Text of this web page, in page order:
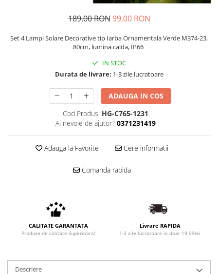
189,00 RON 99,00 RON
Set 4 Lampi Solare Decorative tip Iarba Ornamentala Verde M374-23,
80cm, lumina calda, IP66
IN STOC
Durata de livrare: 1-3 zile lucratoare
ADAUGA IN COS
Cod Produs: HG-C765-1231
Ai nevoie de ajutor? 0371231419
Adauga la Favorite Cere informatii
Comanda rapida
CALITATE GARANTATA
Produse de calitate Superioara!
Livrare RAPIDA
1-3 zile lucratoare la doar 19.99lei
Descriere